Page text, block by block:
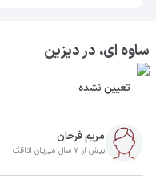
ساوه ای، در دیزین
تعیین نشده
مریم فرحان
بیش از 7 سال میزبان اتاقک